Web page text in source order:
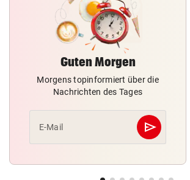
Guten Morgen
Morgens topinformiert über die
Nachrichten des Tages
E-Mail send
Abschicken